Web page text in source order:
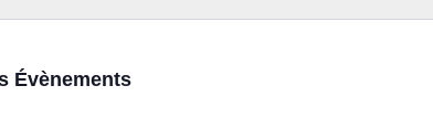
Évènements